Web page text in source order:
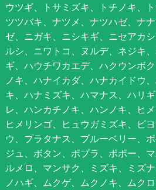
ウツギ、トサミズキ、トチノキ、
ツツバキ、ナツメ、ナツハゼ、ナ
ゼ、ニガキ、ニシキギ、ニセアカ
ルシ、ニワトコ、ヌルデ、ネジキ
ギ、ハウチワカエデ、ハクウンボ
ノキ、ハナイカダ、ハナカイドウ
キ、ハナミズキ、ハマナス、ハリ
レ、ハンカチノキ、ハンノキ、ヒ
ヒメリンゴ、ヒュウガミズキ、ビ
ウ、プラタナス、ブルーベリー、
ジュ、ボタン、ポプラ、ポポー、
ルメロ、マンサク、ミズキ、ミズ
ノハギ、ムクゲ、ムクノキ、ムク